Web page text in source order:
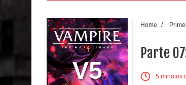
Parte 06: El Trato con los Muertos
Parte 05: Sitiados
Parte 04: Se Descubre el Pastel
Parte 03: Una Piraña en el Bidé
V5
Home /
Parte
5 minutos